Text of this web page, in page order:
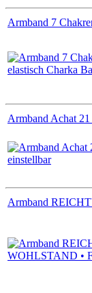
Armband 7
Armband Achat
Armband